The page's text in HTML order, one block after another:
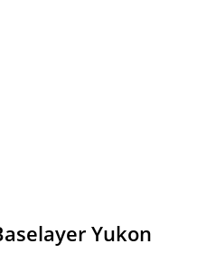
Yukon